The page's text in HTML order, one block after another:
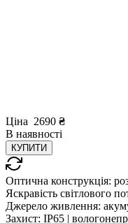
Ціна 2690 ₴
В наявності
КУПИТИ
Оптична конструкція:
Яскравість світлового
Джерело живлення:
Захист: IP65 |